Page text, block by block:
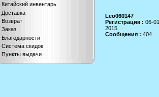
Китайский инвентарь
Доставка
Возврат
Заказ
Благодарности
Система скидок
Пункты выдачи
Leo060147
Регистрация : 06-
2015
Сообщения : 404